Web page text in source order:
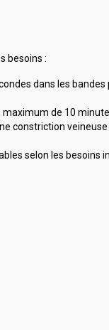
besoins :
dans les
de 10
constriction
selon les besoins